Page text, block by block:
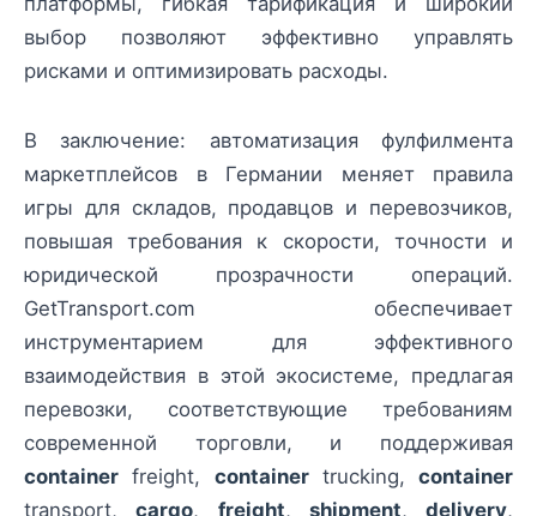
выбор позволяют эффективно управлять
рисками и оптимизировать расходы.
В заключение: автоматизация фулфилмента
маркетплейсов в Германии меняет правила
игры для складов, продавцов и перевозчиков,
повышая требования к скорости, точности и
юридической прозрачности операций.
GetTransport.com обеспечивает
инструментарием для эффективного
взаимодействия в этой экосистеме, предлагая
перевозки, соответствующие требованиям
современной торговли, и поддерживая
container freight, containertrucking, container
transport,cargo, freight, shipment, delivery,